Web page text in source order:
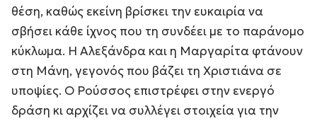
θέση, καθώς εκείνη βρίσκει την ευκαιρία να
σβήσει κάθε ίχνος που τη συνδέει με το παράνομο
κύκλωμα. Η Αλεξάνδρα και η Μαργαρίτα φτάνουν
στη Μάνη, γεγονός που βάζει τη Χριστιάνα σε
υποψίες. Ο Ρούσσος επιστρέφει στην ενεργό
δράση κι αρχίζει να συλλέγει στοιχεία για την